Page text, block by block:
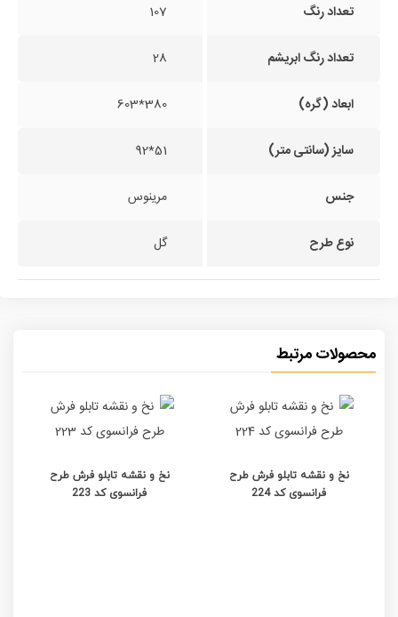
تعداد رنگ 107
تعداد رنگ ابریشم 28
ابعاد (گره) 380*603
سایز (سانتی متر) 51*92
جنس مرینوس
نوع طرح گل
محصولات مرتبط
نخ و نقشه تابلو فرش طرح
فرانسوی کد 224
نخ و نقشه تابلو فرش طرح
فرانسوی کد 223